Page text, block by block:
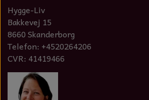
Hygge-Liv
Bakkevej 15
8660 Skanderborg
Telefon: +4520264206
CVR: 41419466